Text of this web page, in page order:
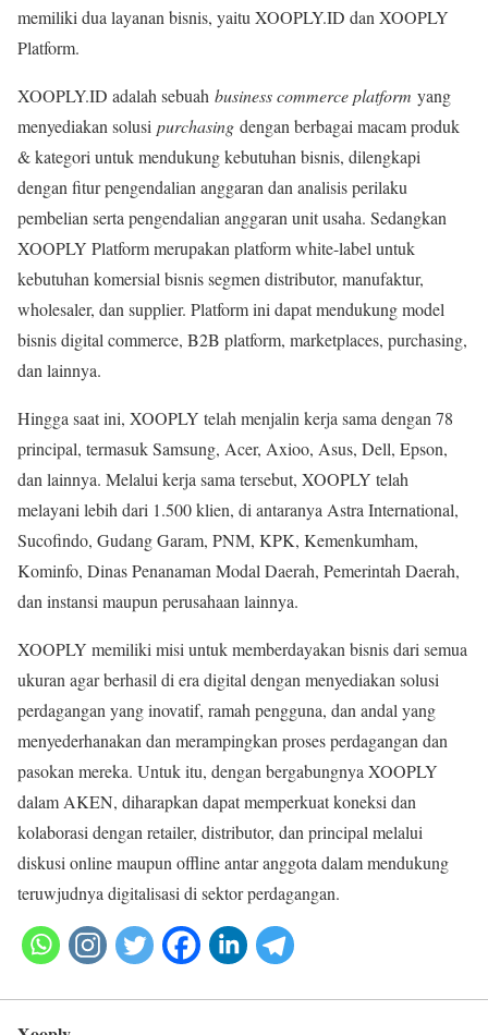
memiliki dua layanan bisnis, yaitu XOOPLY.ID dan XOOPLY
Platform.
XOOPLY.ID adalah sebuah business commerce platform yang
menyediakan solusi purchasing dengan berbagai macam produk
& kategori untuk mendukung kebutuhan bisnis, dilengkapi
dengan fitur pengendalian anggaran dan analisis perilaku
pembelian serta pengendalian anggaran unit usaha. Sedangkan
XOOPLY Platform merupakan platform white-label untuk
kebutuhan komersial bisnis segmen distributor, manufaktur,
wholesaler, dan supplier. Platform ini dapat mendukung model
bisnis digital commerce, B2B platform, marketplaces, purchasing,
dan lainnya.
Hingga saat ini, XOOPLY telah menjalin kerja sama dengan 78
principal, termasuk Samsung, Acer, Axioo, Asus, Dell, Epson,
dan lainnya. Melalui kerja sama tersebut, XOOPLY telah
melayani lebih dari 1.500 klien, di antaranya Astra International,
Sucofindo, Gudang Garam, PNM, KPK, Kemenkumham,
Kominfo, Dinas Penanaman Modal Daerah, Pemerintah Daerah,
dan instansi maupun perusahaan lainnya.
XOOPLY memiliki misi untuk memberdayakan bisnis dari semua
ukuran agar berhasil di era digital dengan menyediakan solusi
perdagangan yang inovatif, ramah pengguna, dan andal yang
menyederhanakan dan merampingkan proses perdagangan dan
pasokan mereka. Untuk itu, dengan bergabungnya XOOPLY
dalam AKEN, diharapkan dapat memperkuat koneksi dan
kolaborasi dengan retailer, distributor, dan principal melalui
diskusi online maupun offline antar anggota dalam mendukung
teruwjudnya digitalisasi di sektor perdagangan.